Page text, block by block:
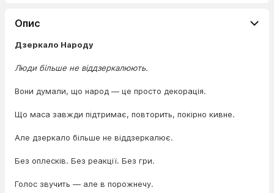
Опис
Дзеркало Народу
Люди більше не віддзеркалюють.
Вони думали, що народ — це просто декорація.
Що маса завжди підтримає, повторить, покірно кивне.
Але дзеркало більше не віддзеркалює.
Без оплесків. Без реакції. Без гри.
Голос звучить — але в порожнечу.